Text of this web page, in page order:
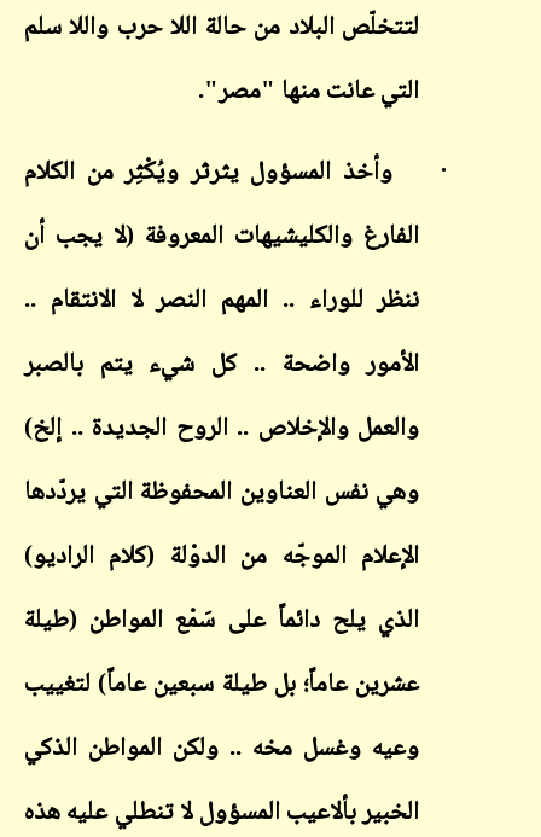
لتتخلّص البلاد من حالة اللا حرب واللا سلم
التي عانت منها "مصر".
·
وأخذ المسؤول يثرثر ويُكْثِر من الكلام
الفارغ والكليشيهات المعروفة (لا يجب أن
ننظر للوراء .. المهم النصر لا الانتقام ..
الأمور واضحة .. كل شيء يتم بالصبر
والعمل والإخلاص .. الروح الجديدة .. إلخ)
وهي نفس العناوين المحفوظة التي يردّدها
الإعلام الموجّه من الدوْلة (كلام الراديو)
الذي يلح دائماً على سَمْع المواطن (طيلة
عشرين عاماً؛ بل طيلة سبعين عاماً) لتغييب
وعيه وغسل مخه .. ولكن المواطن الذكي
الخبير بألاعيب المسؤول لا تنطلي عليه هذه